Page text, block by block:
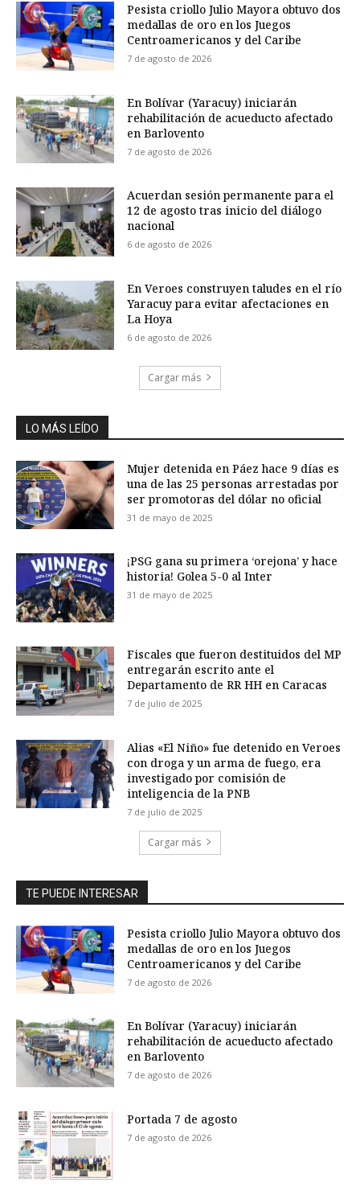
Pesista criollo Julio Mayora obtuvo dos
medallas de oro en los Juegos
Centroamericanos y del Caribe
7 de agosto de 2026
En Bolívar (Yaracuy) iniciarán
rehabilitación de acueducto afectado
en Barlovento
7 de agosto de 2026
Acuerdan sesión permanente para el
12 de agosto tras inicio del diálogo
nacional
6 de agosto de 2026
En Veroes construyen taludes en el río
Yaracuy para evitar afectaciones en
La Hoya
6 de agosto de 2026
Cargar más
LO MÁS LEÍDO
Mujer detenida en Páez hace 9 días es
una de las 25 personas arrestadas por
ser promotoras del dólar no oficial
31 de mayo de 2025
¡PSG gana su primera ‘orejona’ y hace
historia! Golea 5-0 al Inter
31 de mayo de 2025
Fiscales que fueron destituidos del MP
entregarán escrito ante el
Departamento de RR HH en Caracas
7 de julio de 2025
Alias «El Niño» fue detenido en Veroes
con droga y un arma de fuego, era
investigado por comisión de
inteligencia de la PNB
7 de julio de 2025
Cargar más
TE PUEDE INTERESAR
Pesista criollo Julio Mayora obtuvo dos
medallas de oro en los Juegos
Centroamericanos y del Caribe
7 de agosto de 2026
En Bolívar (Yaracuy) iniciarán
rehabilitación de acueducto afectado
en Barlovento
7 de agosto de 2026
Portada 7 de agosto
7 de agosto de 2026